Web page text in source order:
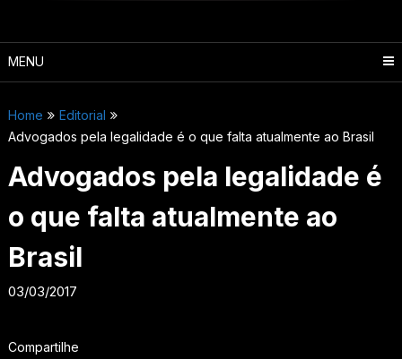
MENU
Home
Editorial
Advogados pela legalidade é o que falta atualmente ao Brasil
Advogados pela legalidade é
o que falta atualmente ao
Brasil
03/03/2017
Compartilhe